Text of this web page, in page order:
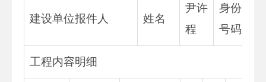
建设单位报件人 姓名
尹许
程
身份证
号码
工程内容明细